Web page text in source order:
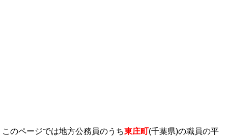
このページでは地方公務員のうち東庄町(千葉県)の職員の平